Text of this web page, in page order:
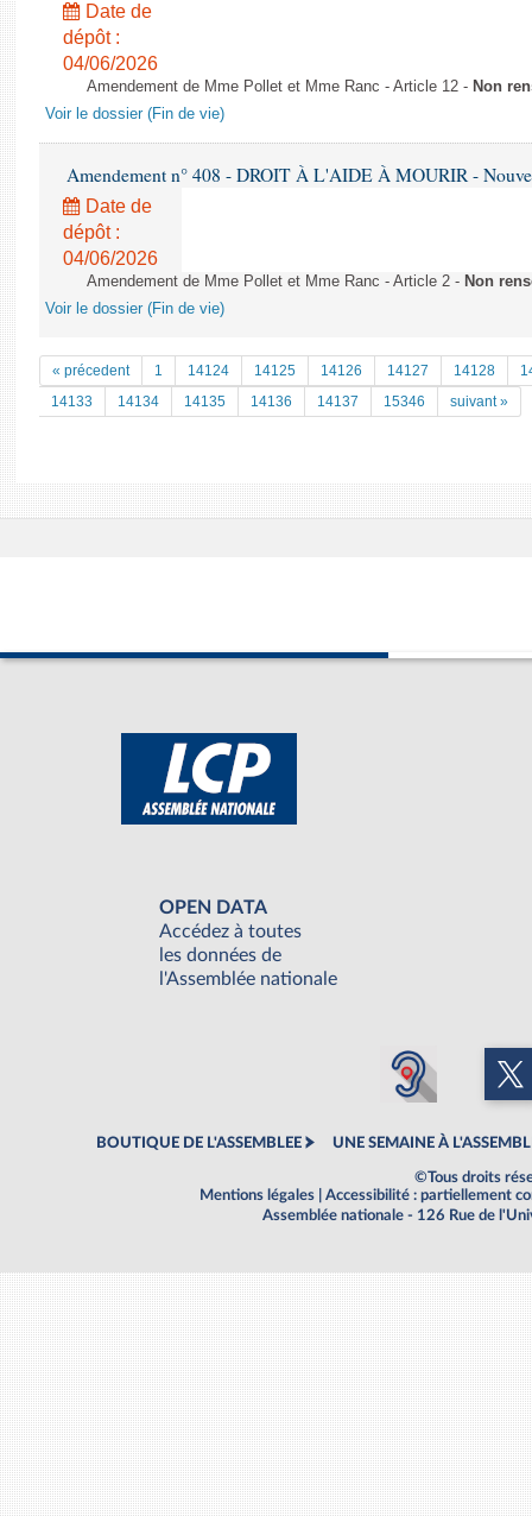
Date de
dépôt :
04/06/2026
Amendement de Mme Pollet et Mme Ranc - Article 12 - Non
Voir le dossier (Fin de vie)
Amendement n° 408 - DROIT À L'AIDE À MOURIR -
Date de
dépôt :
04/06/2026
Amendement de Mme Pollet et Mme Ranc - Article 2 - Non
Voir le dossier (Fin de vie)
« précedent 1 14124 14125 14126 14127 14128
14133
14134 14135 14136 14137 15346 suivant »
OPEN DATA
Accédez à toutes
les données de
l'Assemblée nationale
BOUTIQUE DE L'ASSEMBLEE UNE SEMAINE À
©Tous droits
Mentions légales
Accessibilité : partiellement
Assemblée nationale - 126 Rue de